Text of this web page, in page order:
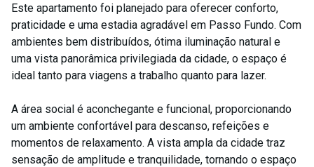
Este apartamento foi planejado para oferecer conforto,
praticidade e uma estadia agradável em Passo Fundo. Com
ambientes bem distribuídos, ótima iluminação natural e
uma vista panorâmica privilegiada da cidade, o espaço é
ideal tanto para viagens a trabalho quanto para lazer.
A área social é aconchegante e funcional, proporcionando
um ambiente confortável para descanso, refeições e
momentos de relaxamento. A vista ampla da cidade traz
sensação de amplitude e tranquilidade, tornando o espaço